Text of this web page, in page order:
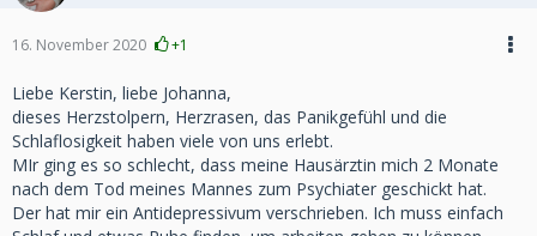
16. November 2020 +1
Liebe Kerstin, liebe Johanna,
dieses Herzstolpern, Herzrasen, das Panikgefühl und die
Schlaflosigkeit haben viele von uns erlebt.
MIr ging es so schlecht, dass meine Hausärztin mich 2 Monate
nach dem Tod meines Mannes zum Psychiater geschickt hat.
Der hat mir ein Antidepressivum verschrieben. Ich muss einfach